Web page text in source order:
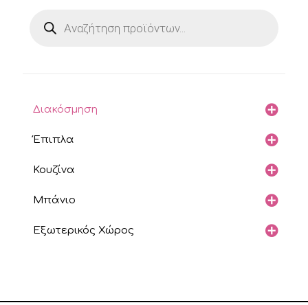
search
Διακόσμηση
Έπιπλα
Κουζίνα
Μπάνιο
Εξωτερικός Χώρος